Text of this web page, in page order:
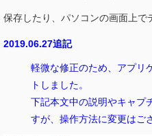
保存したり、パソコンの画面上で
2019.06.27追記
軽微な修正のため、アプリ
トしました。
下記本文中の説明やキャプ
すが、操作方法に変更はご